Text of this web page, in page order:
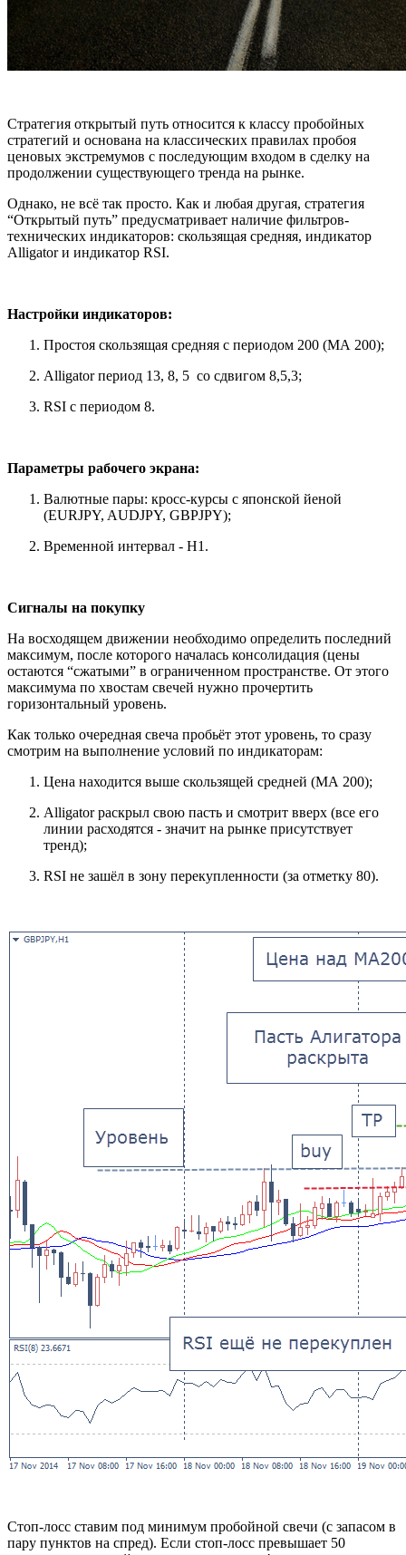
Стратегия открытый путь относится к классу пробойных
стратегий и основана на классических правилах пробоя
ценовых экстремумов с последующим входом в сделку на
продолжении существующего тренда на рынке.
Однако, не всё так просто. Как и любая другая, стратегия
“Открытый путь” предусматривает наличие фильтров-
технических индикаторов: скользящая средняя, индикатор
Alligator и индикатор RSI.
Настройки индикаторов:
Простоя скользящая средняя с периодом 200 (МА 200);
Alligator период 13, 8, 5 со сдвигом 8,5,3;
RSI с периодом 8.
Параметры рабочего экрана:
Валютные пары: кросс-курсы с японской йеной
(EURJPY, AUDJPY, GBPJPY);
Временной интервал - H1.
Сигналы на покупку
На восходящем движении необходимо определить последний
максимум, после которого началась консолидация (цены
остаются “сжатыми” в ограниченном пространстве. От этого
максимума по хвостам свечей нужно прочертить
горизонтальный уровень.
Как только очередная свеча пробьёт этот уровень, то сразу
смотрим на выполнение условий по индикаторам:
Цена находится выше скользящей средней (МА 200);
Alligator раскрыл свою пасть и смотрит вверх (все его
линии расходятся - значит на рынке присутствует
тренд);
RSI не зашёл в зону перекупленности (за отметку 80).
Стоп-лосс ставим под минимум пробойной свечи (с запасом в
пару пунктов на спред). Если стоп-лосс превышает 50